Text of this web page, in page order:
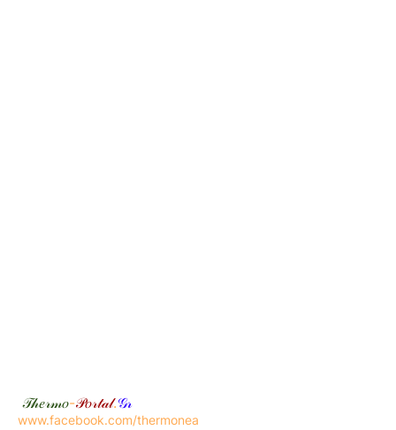
𝒯𝒽𝑒𝓇𝓂𝑜-𝒫𝑜𝓇𝓉𝒶𝓁.𝒢𝓇
www.facebook.com/thermonea